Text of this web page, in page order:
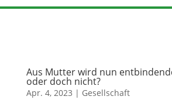
Aus Mutter wird nun
oder doch nicht?
Apr. 4, 2023 | Gesellschaft